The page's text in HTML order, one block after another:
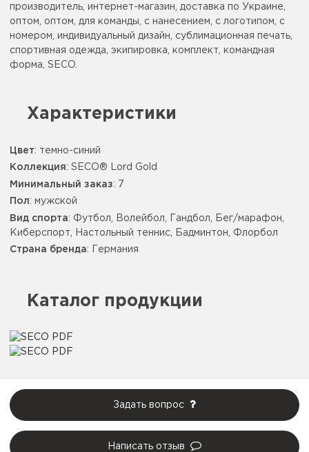
производитель, интернет-магазин, доставка по Украине,
оптом, оптом, для команды, с нанесением, с логотипом, с
номером, индивидуальный дизайн, сублимационная печать,
спортивная одежда, экипировка, комплект, командная
форма, SECO.
Характеристики
Цвет: темно-синий
Коллекция : SECO® Lord Gold
Минимальный заказ: 7
Пол : мужской
Вид спорта: Футбол, Волейбол, Гандбол, Бег/марафон,
Киберспорт, Настольный теннис, Бадминтон, Флорбол
Страна бренда: Германия
Каталог продукции
Задать вопрос
Написать отзыв